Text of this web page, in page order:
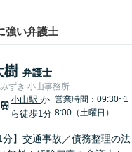
強い弁護士
樹 弁護士
ずき 小山事務所
小山駅 か
ら徒歩1分
営業時間：09:30~1
8:00（土曜日）
分】交通事故／債務整理の法